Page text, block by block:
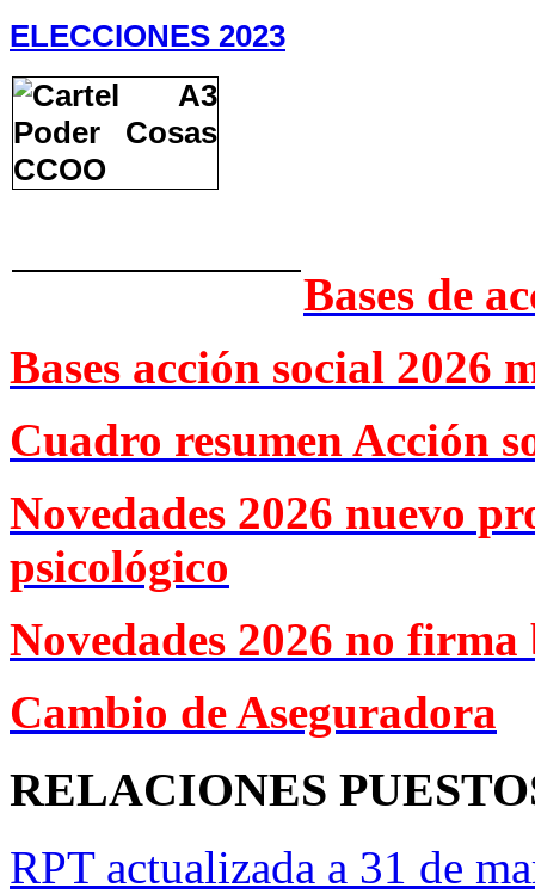
ELECCIONES 2023
Bases de
Bases acción social 2026
Cuadro resumen Acción
Novedades 2026 nuevo
psicológico
Novedades 2026 no firma
Cambio de Aseguradora
RELACIONES
RPT actualizada a 31 de